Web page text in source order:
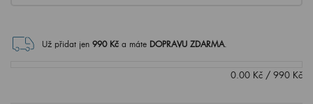
Už přidat jen 990Kč a máte DOPRAVU ZDARMA.
0.00 Kč / 990 Kč